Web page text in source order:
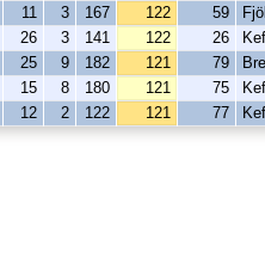
11 3 167 122 59
26 3 141 122 26
25 9 182 121 79
15 8 180 121 75
12 2 122 121 77